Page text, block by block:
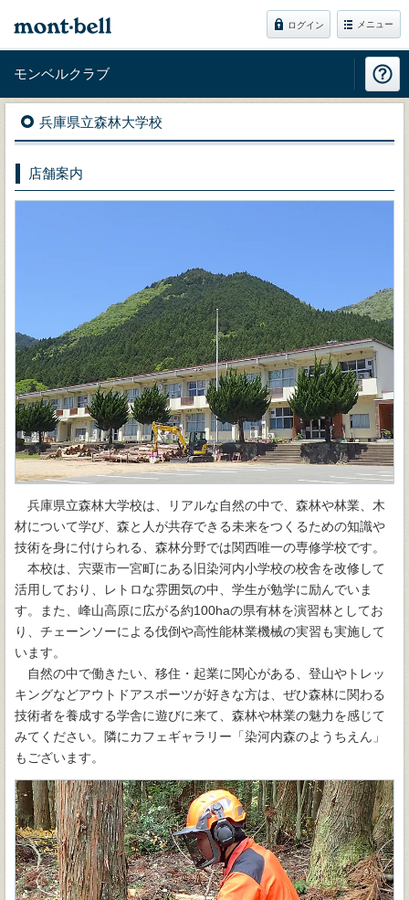
ログイン メニュー
モンベルクラブ
兵庫県立森林大学校
店舗案内
兵庫県立森林大学校は、リアルな自然の中で、森林や林業、木
材について学び、森と人が共存できる未来をつくるための知識や
技術を身に付けられる、森林分野では関西唯一の専修学校です。
本校は、宍粟市一宮町にある旧染河内小学校の校舎を改修して
活用しており、レトロな雰囲気の中、学生が勉学に励んでいま
す。また、峰山高原に広がる約100haの県有林を演習林としてお
り、チェーンソーによる伐倒や高性能林業機械の実習も実施して
います。
自然の中で働きたい、移住・起業に関心がある、登山やトレッ
キングなどアウトドアスポーツが好きな方は、ぜひ森林に関わる
技術者を養成する学舎に遊びに来て、森林や林業の魅力を感じて
みてください。隣にカフェギャラリー「染河内森のようちえん」
もございます。